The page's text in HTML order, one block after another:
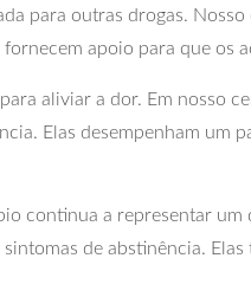
para outras drogas.
apoio para que
aliviar a dor. Em nosso
Elas desempenham um
continua a representar
de abstinência.